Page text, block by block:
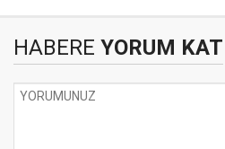
HABERE YORUM KAT